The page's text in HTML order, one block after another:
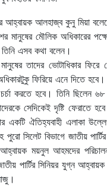
আহ্বায়ক আলহাজ্ব কুনু মিয়া
মানুষের মৌলিক অধিকারের
এসব কথা বলেন।
তাদের ভোটাধিকার
ফিরিয়ে এনে দিতে
করতে হবে। তিনি ছিলেন
সেদিকেই দৃষ্টি ফেরাতে
একটি ঐতিহ্যবাহী এলাকা
পুরো সিলেট বিভাগে জাতীয়
ময়নুল আহমদের
পার্টির সিনিয়র যুগ্ন